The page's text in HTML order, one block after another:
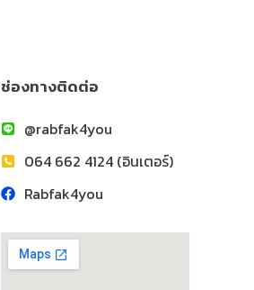
ช่องทางติดต่อ
@rabfak4you
064 662 4124 (อินเตอร์)
Rabfak4you